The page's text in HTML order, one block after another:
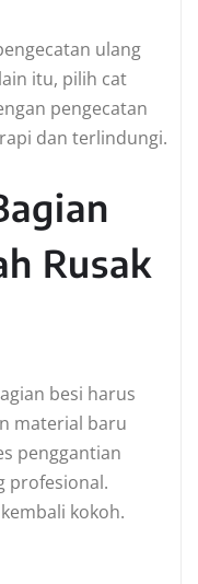
ulang
itu, pilih cat
pengecatan
dan terlindungi.
Rusak
besi harus
material baru
penggantian
profesional.
kokoh.